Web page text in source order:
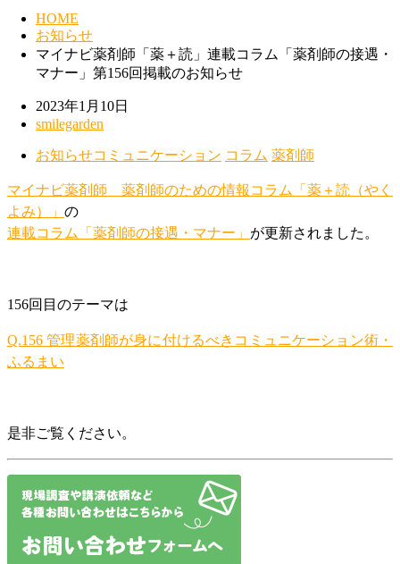
HOME
お知らせ
マイナビ薬剤師「薬＋読」連載コラム「薬剤師の接遇・
マナー」第156回掲載のお知らせ
2023年1月10日
smilegarden
お知らせコミュニケーション コラム 薬剤師
マイナビ薬剤師 薬剤師のための情報コラム「薬＋読（やく
よみ）」 の
連載コラム「薬剤師の接遇・マナー」 が更新されました。
156回目のテーマは
Q.156 管理薬剤師が身に付けるべきコミュニケーション術・
ふるまい
是非ご覧ください。